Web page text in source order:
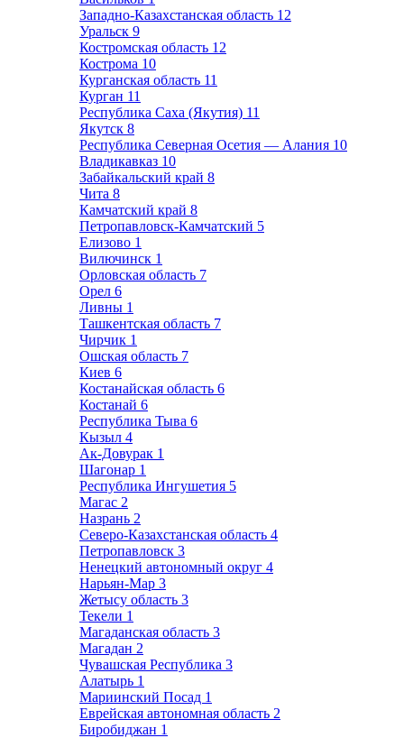
Западно-Казахстанская область 12
Уральск 9
Костромская область 12
Кострома 10
Курганская область 11
Курган 11
Республика Саха (Якутия) 11
Якутск 8
Республика Северная Осетия — Алания 10
Владикавказ 10
Забайкальский край 8
Чита 8
Камчатский край 8
Петропавловск-Камчатский 5
Елизово 1
Вилючинск 1
Орловская область 7
Орел 6
Ливны 1
Ташкентская область 7
Чирчик 1
Ошская область 7
Киев 6
Костанайская область 6
Костанай 6
Республика Тыва 6
Кызыл 4
Ак-Довурак 1
Шагонар 1
Республика Ингушетия 5
Магас 2
Назрань 2
Северо-Казахстанская область 4
Петропавловск 3
Ненецкий автономный округ 4
Нарьян-Мар 3
Жетысу область 3
Текели 1
Магаданская область 3
Магадан 2
Чувашская Республика 3
Алатырь 1
Мариинский Посад 1
Еврейская автономная область 2
Биробиджан 1